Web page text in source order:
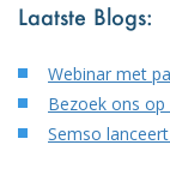
Laatste Blogs:
Webinar met
Bezoek ons op
Semso